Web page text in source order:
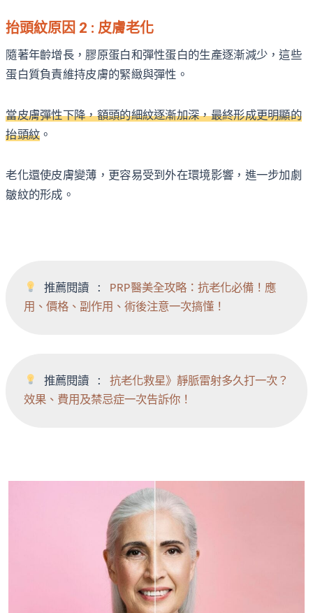
抬頭紋原因 2 : 皮膚老化
隨著年齡增長，膠原蛋白和彈性蛋白的生產逐漸減少，這些
蛋白質負責維持皮膚的緊緻與彈性。
當皮膚彈性下降，額頭的細紋逐漸加深，最終形成更明顯的
抬頭紋 。
老化還使皮膚變薄，更容易受到外在環境影響，進一步加劇
皺紋的形成。
推薦閱讀 :
PRP醫美全攻略：抗老化必備！應
用、價格、副作用、術後注意一次搞懂！
推薦閱讀 : 抗老化救星》靜脈雷射多久打一次？
效果、費用及禁忌症一次告訴你！